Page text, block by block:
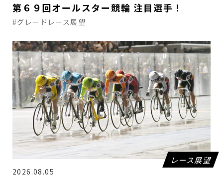
第６９回オールスター競輪 注目選手！
#グレードレース展望
レース展望
2026.08.05